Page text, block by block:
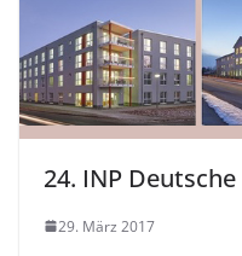
24. INP
29. März 2017